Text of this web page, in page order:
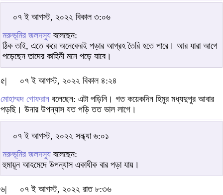
০৭ ই আগস্ট, ২০২২ বিকাল ৩:০৬
মরুভূমির জলদস্যু বলেছেন:
ঠিক তাই, এতে করে অনেকেরই পড়ার আগ্রহ তৈরি হতে পারে। আর যারা আগে
পড়েছেন তাদের কাহিনী মনে পড়ে যাবে।
৫|
০৭ ই আগস্ট, ২০২২ বিকাল ৪:২৪
মোহাম্মদ গোফরান বলেছেন: এটা পড়িনি। গত কয়েকদিন হিমুর মধ্যদুপুর আবার
পড়ছি। উনার উপন্যাস যত পড়ি তত ভাল লাগে।
০৭ ই আগস্ট, ২০২২ সন্ধ্যা ৬:০১
মরুভূমির জলদস্যু বলেছেন:
হুমায়ূন আহমেদে উপন্যাস একাধীক বার পড়া যায়।
৬|
০৭ ই আগস্ট, ২০২২ রাত ৮:৩৬